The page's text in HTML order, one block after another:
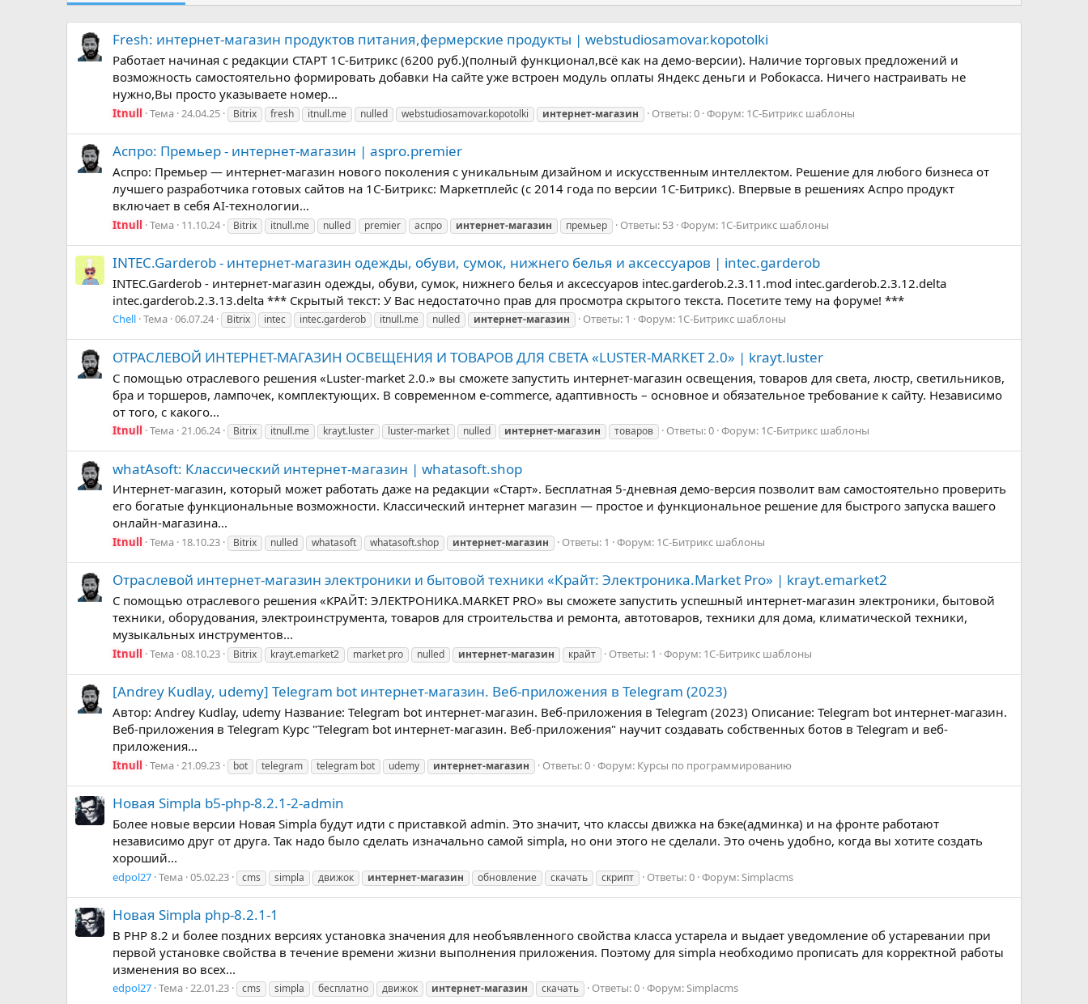
Fresh: интернет-магазин продуктов питания,фермерские продукты | webstudiosamovar.kopotolki
Работает начиная с редакции СТАРТ 1С-Битрикс (6200 руб.)(полный функционал,всё как на демо-версии). Наличие торговых предложений и
возможность самостоятельно формировать добавки На сайте уже встроен модуль оплаты Яндекс деньги и Робокасса. Ничего настраивать не
нужно,Вы просто указываете номер...
Itnull Тема 24.04.25 Bitrix fresh itnull.me nulled webstudiosamovar.kopotolki интернет-магазин Ответы: 0 Форум: 1С-Битрикс шаблоны
Аспро: Премьер - интернет-магазин | aspro.premier
Аспро: Премьер — интернет-магазин нового поколения с уникальным дизайном и искусственным интеллектом. Решение для любого бизнеса от
лучшего разработчика готовых сайтов на 1С-Битрикс: Маркетплейс (с 2014 года по версии 1С-Битрикс). Впервые в решениях Аспро продукт
включает в себя AI-технологии...
Itnull Тема 11.10.24 Bitrix itnull.me nulled premier аспро интернет-магазин премьер Ответы: 53 Форум: 1С-Битрикс шаблоны
INTEC.Garderob - интернет-магазин одежды, обуви, сумок, нижнего белья и аксессуаров | intec.garderob
INTEC.Garderob - интернет-магазин одежды, обуви, сумок, нижнего белья и аксессуаров intec.garderob.2.3.11.mod intec.garderob.2.3.12.delta
intec.garderob.2.3.13.delta *** Скрытый текст: У Вас недостаточно прав для просмотра скрытого текста. Посетите тему на форуме! ***
Chell Тема 06.07.24 Bitrix intec intec.garderob itnull.me nulled интернет-магазин Ответы: 1 Форум: 1С-Битрикс шаблоны
ОТРАСЛЕВОЙ ИНТЕРНЕТ-МАГАЗИН ОСВЕЩЕНИЯ И ТОВАРОВ ДЛЯ СВЕТА «LUSTER-MARKET 2.0» | krayt.luster
С помощью отраслевого решения «Luster-market 2.0.» вы сможете запустить интернет-магазин освещения, товаров для света, люстр, светильников,
бра и торшеров, лампочек, комплектующих. В современном e-commerce, адаптивность – основное и обязательное требование к сайту. Независимо
от того, с какого...
Itnull Тема 21.06.24 Bitrix itnull.me krayt.luster luster-market nulled интернет-магазин товаров Ответы: 0 Форум: 1С-Битрикс шаблоны
whatAsoft: Классический интернет-магазин | whatasoft.shop
Интернет-магазин, который может работать даже на редакции «Старт». Бесплатная 5-дневная демо-версия позволит вам самостоятельно проверить
его богатые функциональные возможности. Классический интернет магазин — простое и функциональное решение для быстрого запуска вашего
онлайн-магазина...
Itnull Тема 18.10.23 Bitrix nulled whatasoft whatasoft.shop интернет-магазин Ответы: 1 Форум: 1С-Битрикс шаблоны
Отраслевой интернет-магазин электроники и бытовой техники «Крайт: Электроника.Market Pro» | krayt.emarket2
С помощью отраслевого решения «КРАЙТ: ЭЛЕКТРОНИКА.MARKET PRO» вы сможете запустить успешный интернет-магазин электроники, бытовой
техники, оборудования, электроинструмента, товаров для строительства и ремонта, автотоваров, техники для дома, климатической техники,
музыкальных инструментов...
Itnull Тема 08.10.23 Bitrix krayt.emarket2 market pro nulled интернет-магазин крайт Ответы: 1 Форум: 1С-Битрикс шаблоны
[Andrey Kudlay, udemy] Telegram bot интернет-магазин. Веб-приложения в Telegram (2023)
Автор: Andrey Kudlay, udemy Название: Telegram bot интернет-магазин. Веб-приложения в Telegram (2023) Описание: Telegram bot интернет-магазин.
Веб-приложения в Telegram Курс "Telegram bot интернет-магазин. Веб-приложения" научит создавать собственных ботов в Telegram и веб-
приложения...
Itnull Тема 21.09.23 bot telegram telegram bot udemy интернет-магазин Ответы: 0 Форум: Курсы по программированию
Новая Simpla b5-php-8.2.1-2-admin
Более новые версии Новая Simpla будут идти с приставкой admin. Это значит, что классы движка на бэке(админка) и на фронте работают
независимо друг от друга. Так надо было сделать изначально самой simpla, но они этого не сделали. Это очень удобно, когда вы хотите создать
хороший...
edpol27 Тема 05.02.23 cms simpla движок интернет-магазин обновление скачать скрипт Ответы: 0 Форум: Simplacms
Новая Simpla php-8.2.1-1
В PHP 8.2 и более поздних версиях установка значения для необъявленного свойства класса устарела и выдает уведомление об устаревании при
первой установке свойства в течение времени жизни выполнения приложения. Поэтому для simpla необходимо прописать для корректной работы
изменения во всех...
edpol27 Тема 22.01.23 cms simpla бесплатно движок интернет-магазин скачать Ответы: 0 Форум:Simplacms